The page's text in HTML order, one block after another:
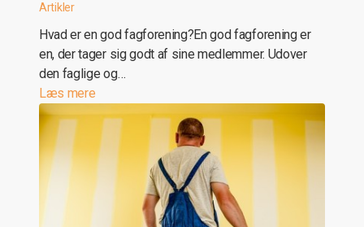
Artikler
Hvad er en god fagforening?En god fagforening er
en, der tager sig godt af sine medlemmer. Udover
den faglige og…
Læs mere